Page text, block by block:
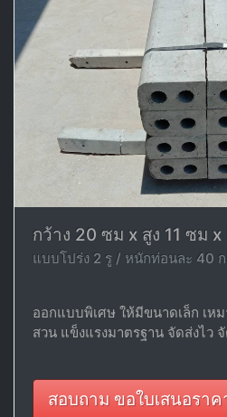
กว้าง 20 ซม x สูง 11 ซม
แบบโปร่ง 2 รู / หนักท่อนละ 40
ออกแบบพิเศษ ให้มีขนาดเล็ก เห
สวน แข็งแรงมาตรฐาน จัดส่งไว
สอบถาม ขอใบเสนอราค